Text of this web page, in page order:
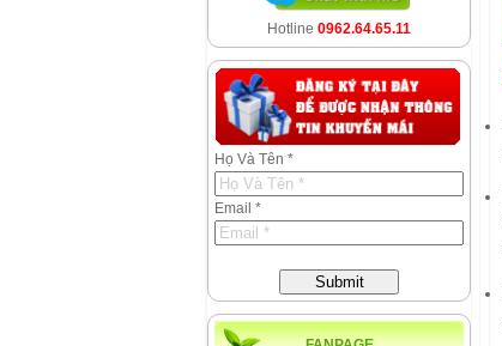
Hotline 0962.64.65.11
Họ Và Tên *
Email *
Submit